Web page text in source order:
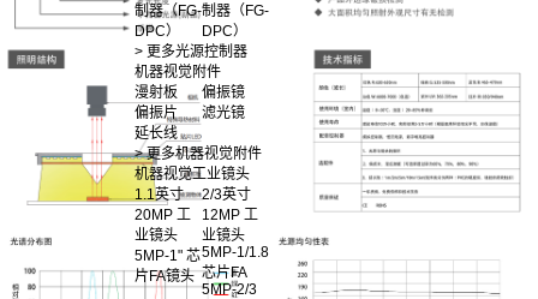
制器（FG-
DPC）
制器（FG-
DPC）
> 更多光源控制器
机器视觉附件
漫射板
偏振镜
偏振片
滤光镜
延长线
> 更多机器视觉附件
机器视觉工业镜头
1.1英寸
20MP 工
业镜头
2/3英寸
12MP 工
业镜头
5MP-1" 芯
片FA镜头
5MP-1/1.8
芯片FA
5MP-2/3